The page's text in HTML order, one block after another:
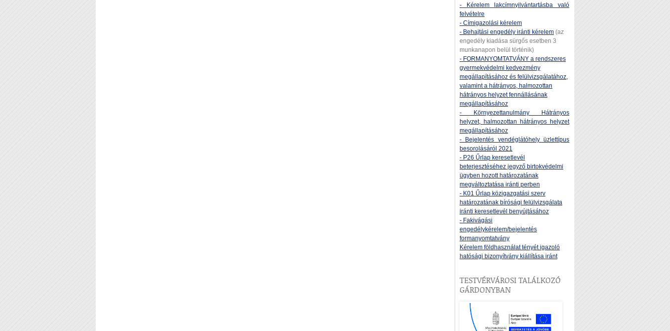
- Kérelem lakcímnyilvántartásba való
felvételre
- Címigazolási kérelem
- Behajtási engedély iránti kérelem (az
engedély kiadása sürgős esetben 3
munkanapon belül történik)
- FORMANYOMTATVÁNY a rendszeres
gyermekvédelmi kedvezmény
megállapításához és felülvizsgálatához,
valamint a hátrányos, halmozottan
hátrányos helyzet fennállásának
megállapításához
- Környezettanulmány Hátrányos
helyzet, halmozottan hátrányos helyzet
megállapításához
- Bejelentés vendéglátóhely üzlettípus
besorolásáról 2021
- P26 Űrlap keresetlevél
beterjesztéséhez jegyző birtokvédelmi
ügyben hozott határozatának
megváltoztatása iránti perben
- K01 Űrlap közigazgatási szerv
határozatának bírósági felülvizsgálata
iránti keresetlevél benyújtásához
- Fakivágási
engedélykérelem/bejelentés
formanyomtatvány
Kérelem földhasználat tényét igazoló
hatósági bizonyítvány kiállítása iránt
TESTVÉRVÁROSI TALÁLKOZÓ
GÁRDONYBAN